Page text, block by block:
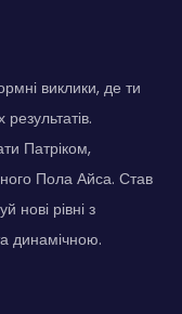
виклики, де ти
Патріком,
Пола Айса. Став
нові рівні з
динамічною.